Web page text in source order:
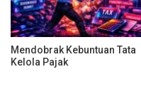
Mendobrak Kebuntuan Tata
Kelola Pajak